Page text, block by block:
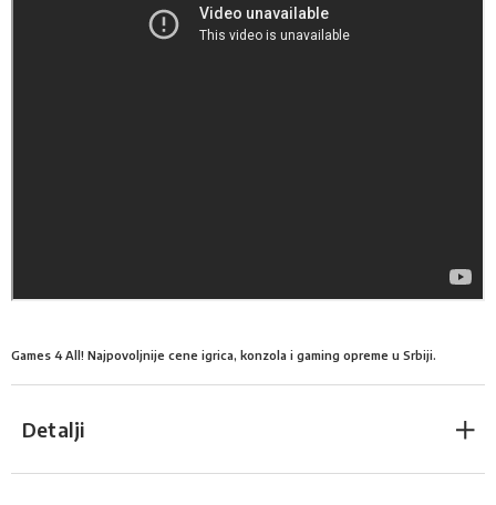
Games 4 All! Najpovoljnije cene igrica, konzola i gaming opreme u Srbiji.
Detalji